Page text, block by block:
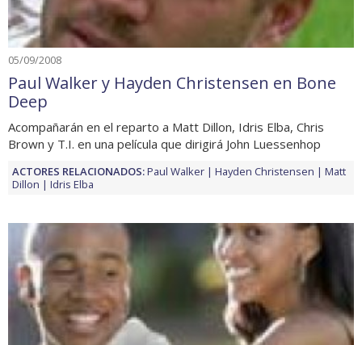
05/09/2008
Paul Walker y Hayden Christensen en Bone
Deep
Acompañarán en el reparto a Matt Dillon, Idris Elba, Chris
Brown y T.I. en una película que dirigirá John Luessenhop
ACTORES RELACIONADOS:Paul Walker Hayden Christensen
Matt
Dillon
Idris Elba